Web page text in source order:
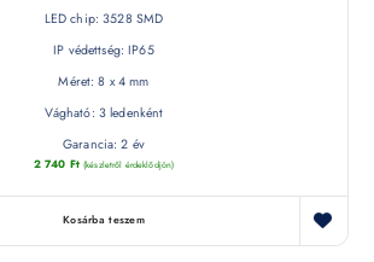
LED chip: 3528 SMD
IP védettség: IP65
Méret: 8 x 4 mm
Vágható: 3 ledenként
Garancia: 2 év
2 740 Ft (készletről érdeklődjön)
Kosárba teszem